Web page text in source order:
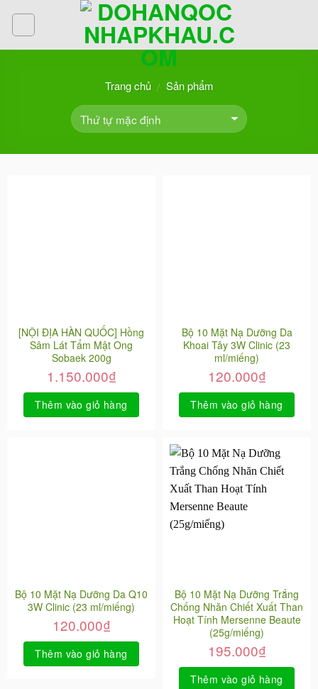
Trang chủ / Sản phẩm
[NỘI ĐỊA HÀN QUỐC] Hồng
Sâm Lát Tẩm Mật Ong
Sobaek 200g
1.150.000₫
Thêm vào giỏ hàng
Bộ 10 Mặt Nạ Dưỡng Da
Khoai Tây 3W Clinic (23
ml/miếng)
120.000₫
Thêm vào giỏ hàng
Bộ 10 Mặt Nạ Dưỡng Da Q10
3W Clinic (23 ml/miếng)
120.000₫
Thêm vào giỏ hàng
Bộ 10 Mặt Nạ Dưỡng Trắng
Chống Nhăn Chiết Xuất Than
Hoạt Tính Mersenne Beaute
(25g/miếng)
195.000₫
Thêm vào giỏ hàng